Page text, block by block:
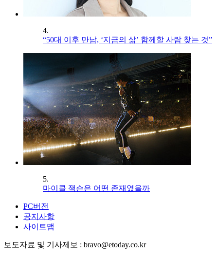
4.
“50대 이후 만남, ‘지금의 삶’ 함께할 사람 찾는 것”
5.
마이클 잭슨은 어떤 존재였을까
PC버전
공지사항
사이트맵
보도자료 및 기사제보 : bravo@etoday.co.kr